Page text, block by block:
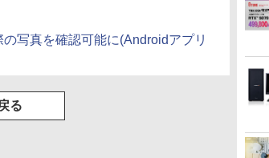
写真を確認可能に(Androidアプリ
る